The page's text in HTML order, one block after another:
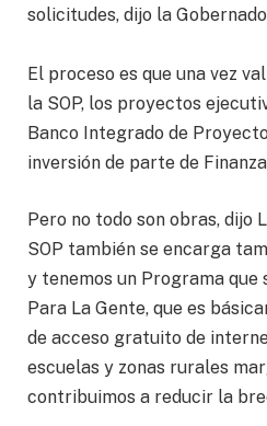
solicitudes, dijo la
El proceso es que una vez
la SOP, los proyectos
Banco Integrado de
inversión de parte de
Pero no todo son obras, dijo
SOP también se encarga
y tenemos un Programa
Para La Gente, que es
de acceso gratuito de
escuelas y zonas rurales
contribuimos a reducir la